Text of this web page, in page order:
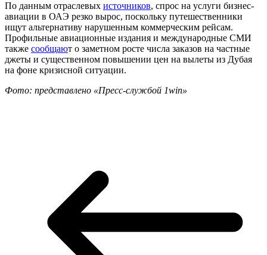
По данным отраслевых источников, спрос на услуги бизнес-
авиации в ОАЭ резко вырос, поскольку путешественники
ищут альтернативу нарушенным коммерческим рейсам.
Профильные авиационные издания и международные СМИ
также сообщают о заметном росте числа заказов на частные
джеты и существенном повышении цен на вылеты из Дубая
на фоне кризисной ситуации.
Фото: представлено «Пресс-службой 1win»